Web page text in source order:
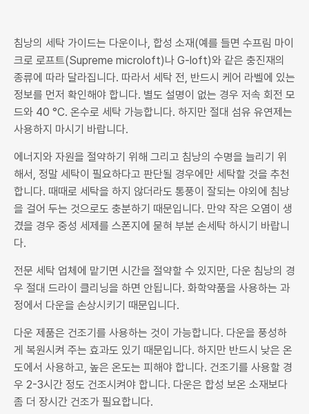
침낭의 세탁 가이드는 다운이나, 합성 소재(예를 들면 수프림 마이
크로 로프트(Supreme microloft)나 G-loft)와 같은 충진재의
종류에 따라 달라집니다. 따라서 세탁 전, 반드시 케어 라벨에 있는
정보를 먼저 확인해야 합니다. 별도 설명이 없는 경우 저속 회전 모
드와 40 °C. 온수로 세탁 가능합니다. 하지만 절대 섬유 유연제는
사용하지 마시기 바랍니다.
에너지와 자원을 절약하기 위해 그리고 침낭의 수명을 늘리기 위
해서, 정말 세탁이 필요하다고 판단될 경우에만 세탁할 것을 추천
합니다. 때때로 세탁을 하지 않더라도 통풍이 잘되는 야외에 침낭
을 걸어 두는 것으로도 충분하기 때문입니다. 만약 작은 오염이 생
겼을 경우 중성 세제를 스폰지에 묻혀 부분 손세탁 하시기 바랍니
다.
전문 세탁 업체에 맡기면 시간을 절약할 수 있지만, 다운 침낭의 경
우 절대 드라이 클리닝을 하면 안됩니다. 화학약품을 사용하는 과
정에서 다운을 손상시키기 때문입니다.
다운 제품은 건조기를 사용하는 것이 가능합니다. 다운을 풍성하
게 복원시켜 주는 효과도 있기 때문입니다. 하지만 반드시 낮은 온
도에서 사용하고, 높은 온도는 피해야 합니다. 건조기를 사용할 경
우 2-3시간 정도 건조시켜야 합니다. 다운은 합성 보온 소재보다
좀 더 장시간 건조가 필요합니다.